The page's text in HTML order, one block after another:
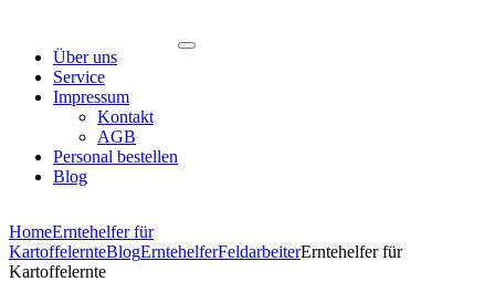
Über uns
Service
Impressum
Kontakt
AGB
Personal bestellen
Blog
HomeErntehelfer für
KartoffelernteBlogErntehelferFeldarbeiterErntehelfer für
Kartoffelernte